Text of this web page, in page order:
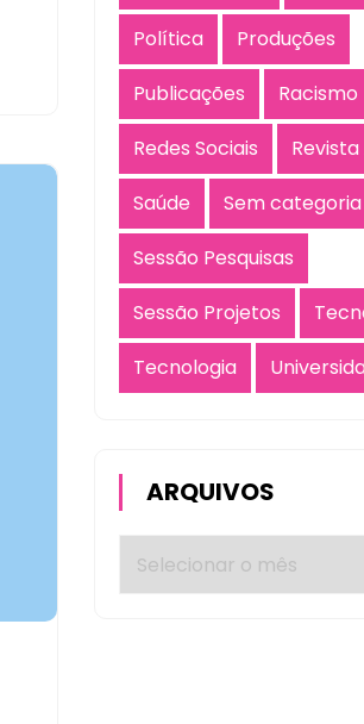
Política
Produções
Publicações
Racismo
Redes Sociais
Saúde
Sem categoria
Sessão Pesquisas
Sessão Projetos
Tecnologia
ARQUIVOS